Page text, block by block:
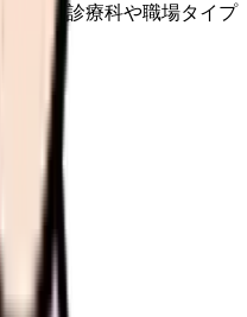
ている診療科や職場タイプ